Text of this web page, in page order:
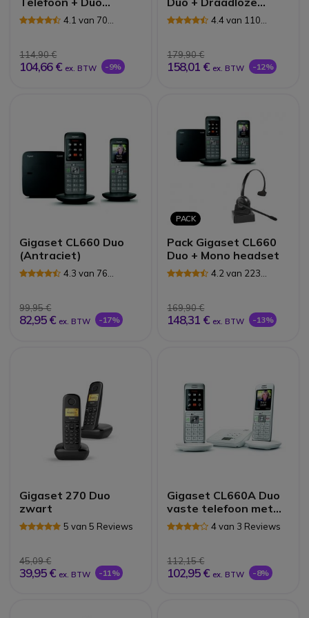
headset4.1 van 70
114,90 €
104,66 € ex. BTW -9%
Cleyver
hoofdtelefoon
4.4 van 110
179,90 €
158,01 € ex. BTW -12%
Gigaset CL660 Duo
(Antraciet)
4.3 van 76
99,95 €
82,95 € ex. BTW -17%
PACK
Pack Gigaset CL660
Duo + Mono headset
4.2 van 223
169,90 €
148,31 € ex. BTW -13%
Gigaset 270 Duo
zwart
5 van 5 Reviews
45,09 €
39,95 € ex. BTW -11%
Gigaset CL660A Duo
vaste telefoon met
antwoordapparaat
(wit)
4 van 3 Reviews
112,15 €
102,95 € ex. BTW -8%